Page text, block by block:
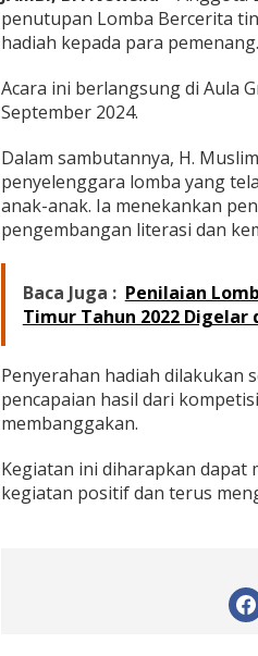
b
a
B
r
c
e
i
t
a
u
n
k
S
w
a
S
D
M
I
penutupan Lomba Bercerita
hadiah kepada para pemenang.
Acara ini berlangsung di Aula
September 2024.
Dalam sambutannya, H.
penyelenggara lomba yang
anak-anak. Ia menekankan
pengembangan literasi dan
Baca Juga : Penilaian
Timur Tahun 2022 Digelar
Penyerahan hadiah dilakukan
pencapaian hasil dari
membanggakan.
Kegiatan ini diharapkan dapat
kegiatan positif dan terus